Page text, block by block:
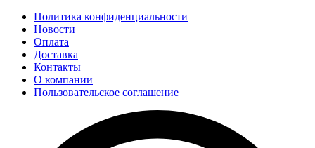
Политика конфиденциальности
Новости
Оплата
Доставка
Контакты
О компании
Пользовательское соглашение